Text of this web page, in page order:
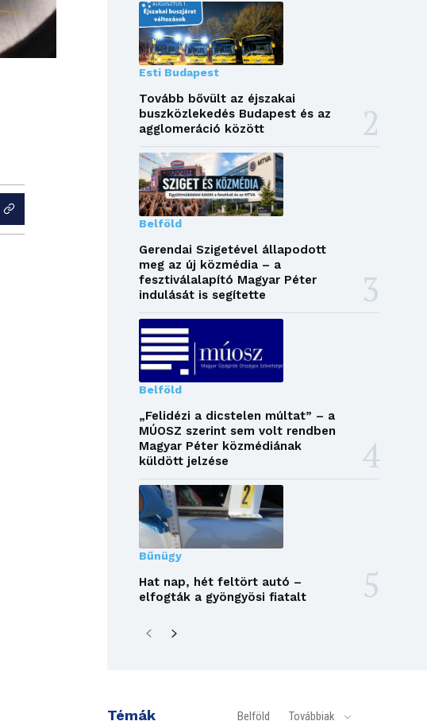
Esti Budapest
Tovább bővült az éjszakai
buszközlekedés Budapest és az
agglomeráció között
Belföld
Gerendai Szigetével állapodott
meg az új közmédia – a
fesztiválalapító Magyar Péter
indulását is segítette
Belföld
„Felidézi a dicstelen múltat” – a
MÚOSZ szerint sem volt rendben
Magyar Péter közmédiának
küldött jelzése
Bűnügy
Hat nap, hét feltört autó –
elfogták a gyöngyösi fiatalt
Témák Belföld Továbbiak